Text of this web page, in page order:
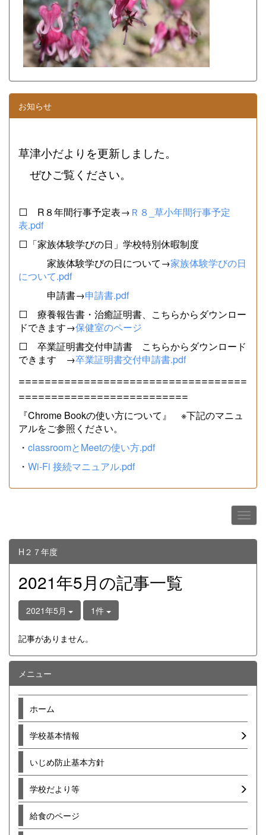
お知らせ
草津小だよりを更新しました。
ぜひご覧ください。
⬜ R８年間行事予定表→ Ｒ８_草小年間行事予定
表.pdf
⬜「家族体験学びの日」学校特別休暇制度
家族体験学びの日について→家族体験学びの日
について.pdf
申請書→申請書.pdf
⬜ 療養報告書・治癒証明書、こちらからダウンロー
ドできます→保健室のページ
⬜ 卒業証明書交付申請書 こちらからダウンロード
できます →卒業証明書交付申請書.pdf
===================================
==========================
『Chrome Bookの使い方について』 ※下記のマニュ
アルをご参照ください。
・ classroomとMeetの使い方.pdf
・ Wi-Fi 接続マニュアル.pdf
H２７年度
2021年5月の記事一覧
2021年5月 1件
記事がありません。
メニュー
ホーム
学校基本情報
いじめ防止基本方針
学校だより等
給食のページ